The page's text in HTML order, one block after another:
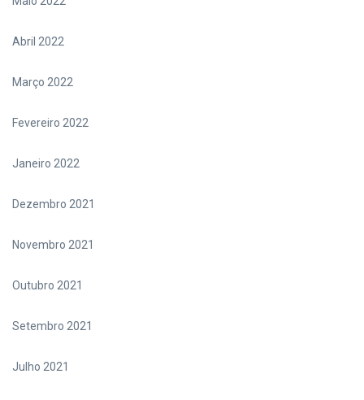
Abril 2022
Março 2022
Fevereiro 2022
Janeiro 2022
Dezembro 2021
Novembro 2021
Outubro 2021
Setembro 2021
Julho 2021